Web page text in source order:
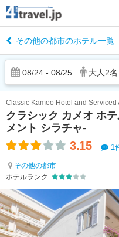
その他の都市のホテル一覧
08/24 - 08/25 大人 2名
クラシック カメオ ホ
メント シラチャ-
Classic Kameo Hotel and Serviced
3.15 1
その他の都市
ホテルランク